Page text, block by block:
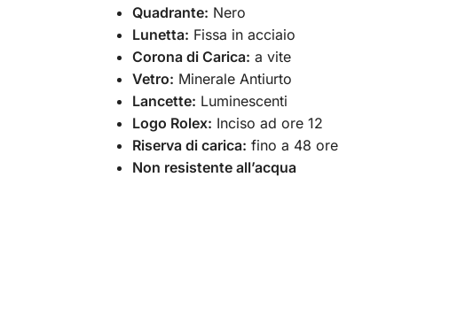
Quadrante: Nero
Lunetta: Fissa in acciaio
Corona di Carica: a vite
Vetro: Minerale Antiurto
Lancette: Luminescenti
Logo Rolex: Inciso ad ore 12
Riserva di carica: fino a 48 ore
Non resistente all’acqua